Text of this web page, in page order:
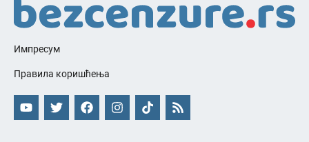
Импресум
Правила коришћења